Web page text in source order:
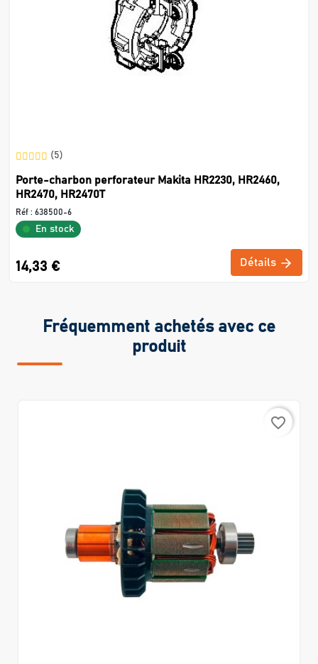
(5)
Porte-charbon perforateur Makita HR2230, HR2460,
HR2470, HR2470T
Réf : 638500-6
En stock
14,33 € Détails
Fréquemment achetés avec ce
produit
favorite_border